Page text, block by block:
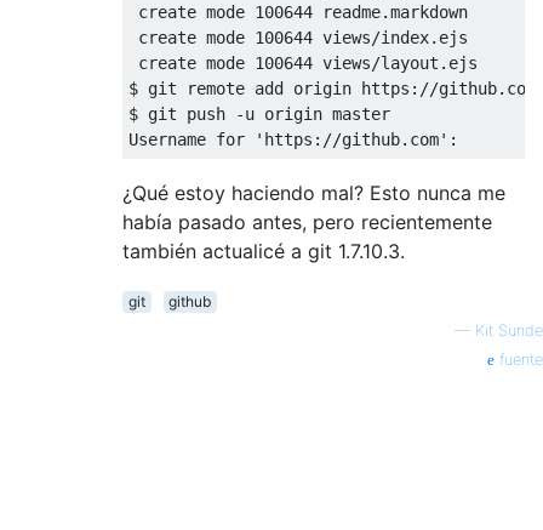
create mode 100644 readme.markdown
create mode 100644 views/index.ejs
create mode 100644 views/layout.ejs
$ git remote add origin https://github.com/
$ git push -u origin master
¿Qué estoy haciendo mal? Esto nunca me
había pasado antes, pero recientemente
también actualicé a git 1.7.10.3.
git
github
— Kit Sunde
fuente